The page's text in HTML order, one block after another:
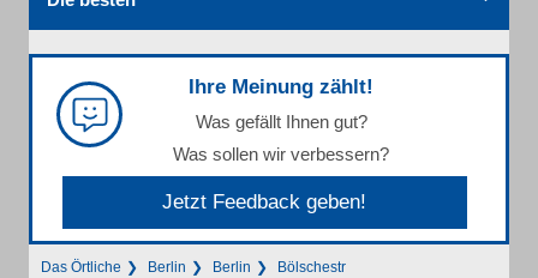
Ihre Meinung zählt!
Was gefällt Ihnen gut?
Was sollen wir verbessern?
Jetzt Feedback geben!
Das Örtliche Berlin Berlin Bölschestr